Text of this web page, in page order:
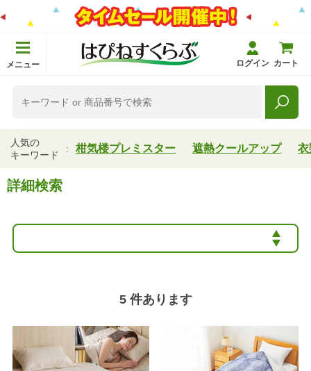
メニュー ログイン カート
人気の
キーワード
柑気楼プレミスター 遮熱クールアップ 衣
詳細検索
5 件あります